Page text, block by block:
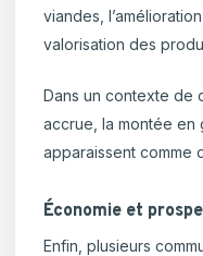
viandes,
valorisation des
Dans un contexte de
accrue, la montée en
apparaissent comme
Économie et
Enfin, plusieurs